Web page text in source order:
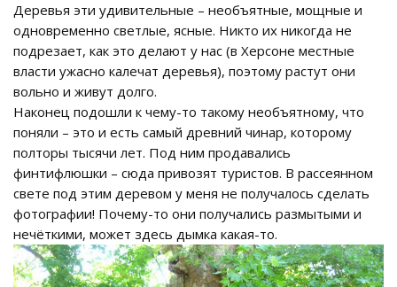
Деревья эти удивительные – необъятные, мощные и
одновременно светлые, ясные. Никто их никогда не
подрезает, как это делают у нас (в Херсоне местные
власти ужасно калечат деревья), поэтому растут они
вольно и живут долго.
Наконец подошли к чему-то такому необъятному, что
поняли – это и есть самый древний чинар, которому
полторы тысячи лет. Под ним продавались
финтифлюшки – сюда привозят туристов. В рассеянном
свете под этим деревом у меня не получалось сделать
фотографии! Почему-то они получались размытыми и
нечёткими, может здесь дымка какая-то.